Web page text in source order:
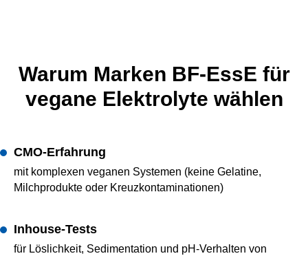
Warum Marken BF-EssE für
vegane Elektrolyte wählen
CMO-Erfahrung
mit komplexen veganen Systemen (keine Gelatine,
Milchprodukte oder Kreuzkontaminationen)
Inhouse-Tests
für Löslichkeit, Sedimentation und pH-Verhalten von